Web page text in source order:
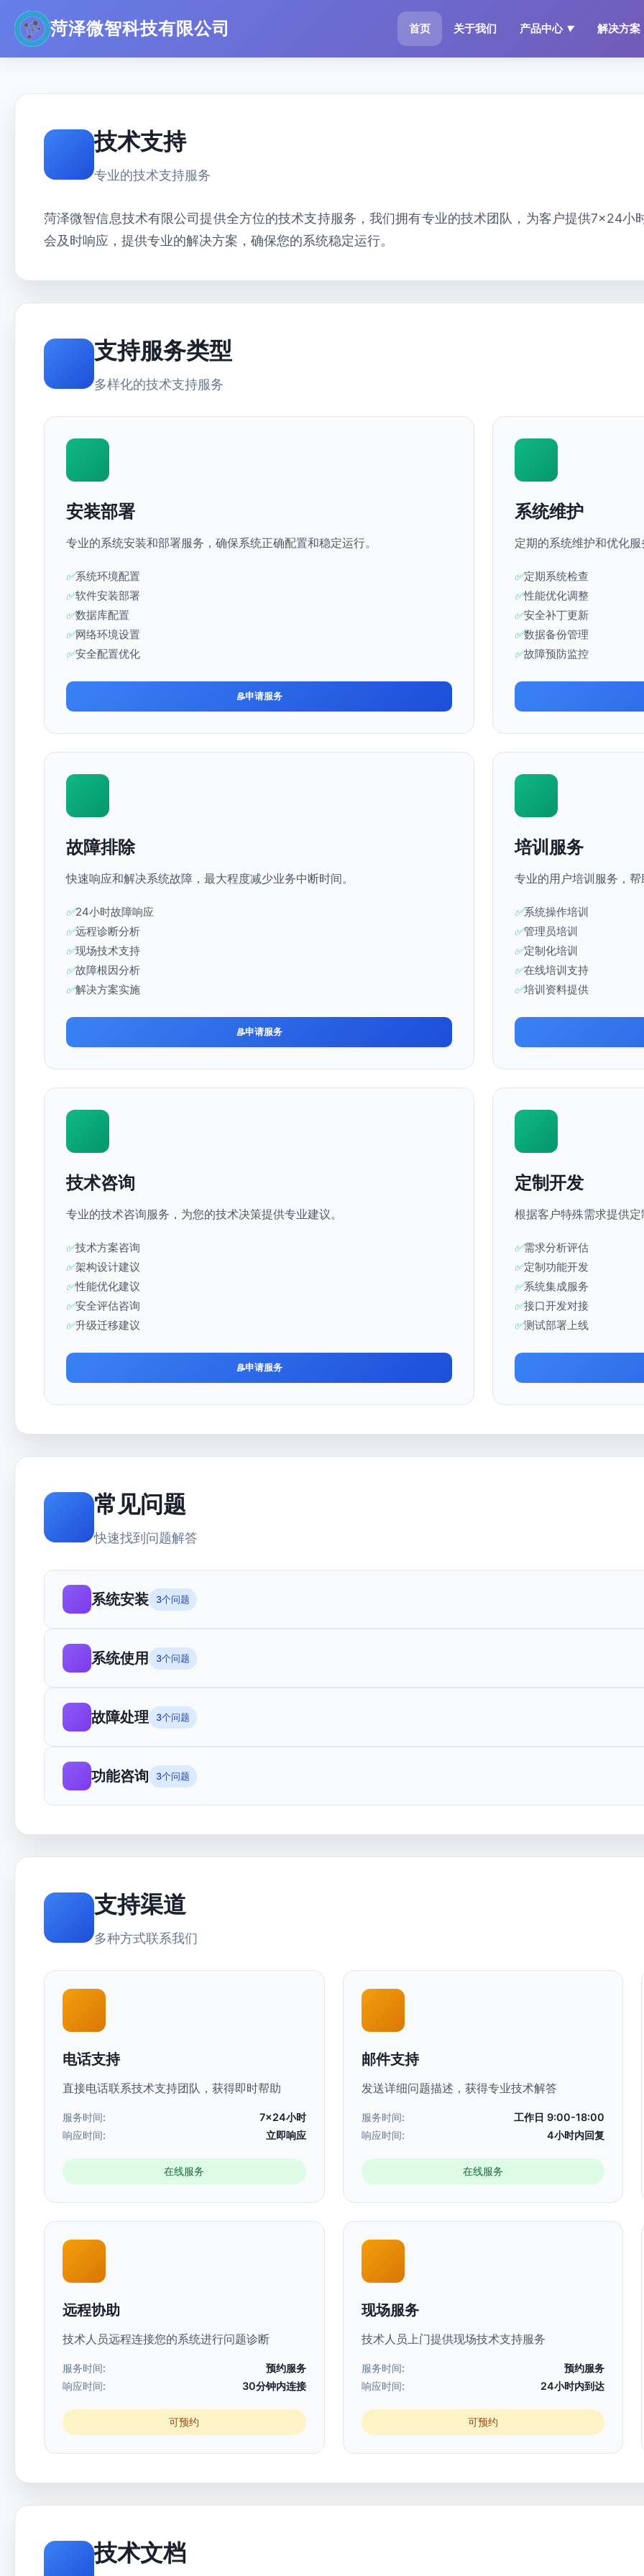
菏泽微智科技有限公司 首页 关于我们 产品中心 ▼ 解决方案
技术支持
专业的技术支持服务
菏泽微智信息技术有限公司提供全方位的技术支持服务，我们拥有专业的技术团队，为客户提供7×24
会及时响应，提供专业的解决方案，确保您的系统稳定运行。
支持服务类型
多样化的技术支持服务
安装部署
专业的系统安装和部署服务，确保系统正确配置和稳定运行。
系统环境配置
软件安装部署
数据库配置
网络环境设置
安全配置优化
申请服务
系统维护
定期的系统维护和优化
定期系统检查
性能优化调整
安全补丁更新
数据备份管理
故障预防监控
故障排除
快速响应和解决系统故障，最大程度减少业务中断时间。
24小时故障响应
远程诊断分析
现场技术支持
故障根因分析
解决方案实施
申请服务
培训服务
专业的用户培训服务，
系统操作培训
管理员培训
定制化培训
在线培训支持
培训资料提供
技术咨询
专业的技术咨询服务，为您的技术决策提供专业建议。
技术方案咨询
架构设计建议
性能优化建议
安全评估咨询
升级迁移建议
申请服务
定制开发
根据客户特殊需求提供
需求分析评估
定制功能开发
系统集成服务
接口开发对接
测试部署上线
常见问题
快速找到问题解答
系统安装 3个问题
系统使用 3个问题
故障处理 3个问题
功能咨询 3个问题
支持渠道
多种方式联系我们
电话支持
直接电话联系技术支持团队，获得即时帮助
服务时间:
7×24小时
响应时间:
立即响应
在线服务
邮件支持
发送详细问题描述，获得专业技术解答
服务时间:
工作日 9:00-18:00
响应时间:
4小时内回复
在线服务
远程协助
技术人员远程连接您的系统进行问题诊断
服务时间:
预约服务
响应时间:
30分钟内连接
可预约
现场服务
技术人员上门提供现场技术支持服务
服务时间:
预约服务
响应时间:
24小时内到达
可预约
技术文档